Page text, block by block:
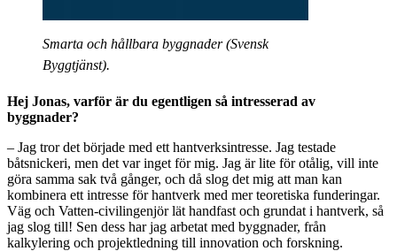
Smarta och hållbara byggnader (Svensk
Byggtjänst).
Hej Jonas, varför är du egentligen så intresserad av
byggnader?
– Jag tror det började med ett hantverksintresse. Jag testade
båtsnickeri, men det var inget för mig. Jag är lite för otålig, vill inte
göra samma sak två gånger, och då slog det mig att man kan
kombinera ett intresse för hantverk med mer teoretiska funderingar.
Väg och Vatten-civilingenjör lät handfast och grundat i hantverk, så
jag slog till! Sen dess har jag arbetat med byggnader, från
kalkylering och projektledning till innovation och forskning.